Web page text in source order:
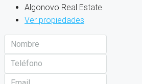
Algonovo Real Estate
Ver propiedades